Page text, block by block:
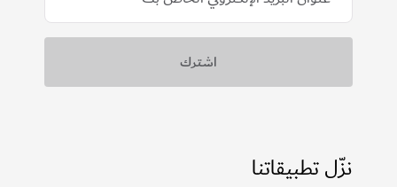
نزّل تطبيقاتنا